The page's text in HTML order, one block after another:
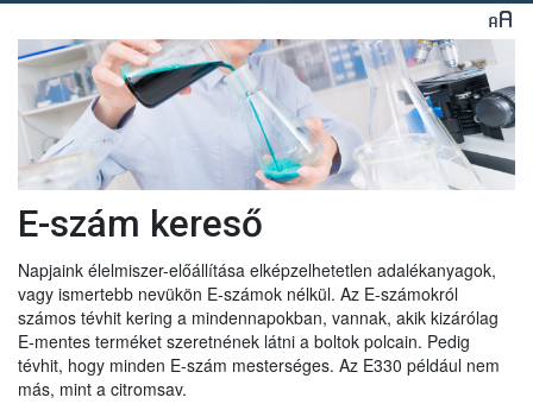
E-szám kereső
Napjaink élelmiszer-előállítása elképzelhetetlen adalékanyagok,
vagy ismertebb nevükön E-számok nélkül. Az E-számokról
számos tévhit kering a mindennapokban, vannak, akik kizárólag
E-mentes terméket szeretnének látni a boltok polcain. Pedig
tévhit, hogy minden E-szám mesterséges. Az E330 például nem
más, mint a citromsav.